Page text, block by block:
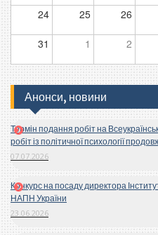
24 25 26
31 1 2
Анонси, новини
Термін подання робіт на
робіт із політичної психології
07.07.2026
Конкурс на посаду директора
НАПН України
23.06.2026